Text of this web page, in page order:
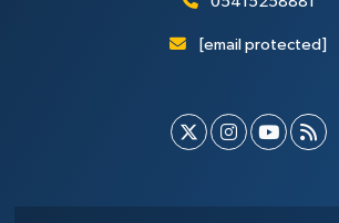
[email protected]